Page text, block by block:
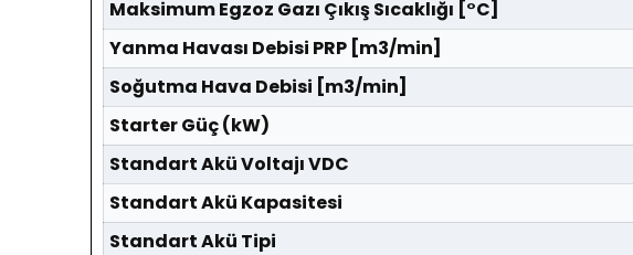
Maksimum Egzoz Gazı Çıkış Sıcaklığı [°C]
Yanma Havası Debisi PRP [m3/min]
Soğutma Hava Debisi [m3/min]
Starter Güç (kW)
Standart Akü Voltajı VDC
Standart Akü Kapasitesi
Standart Akü Tipi